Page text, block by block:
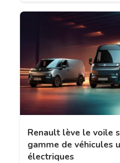
Renault lève le voile
gamme de véhicules
électriques